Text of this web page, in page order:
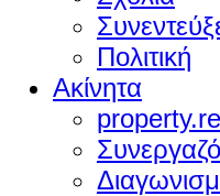
Πολιτική
Ακίνητα